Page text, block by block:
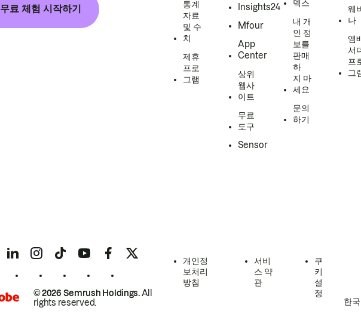
무료 체험 시작하기
통계
자료
및 수
치
제휴
프로
그램
Insights24
Mfour
App
Center
상위
웹사
이트
무료
도구
Sensor
덱스
내 개
인 정
보를
판매
하
지 마
세요
문의
하기
웨
나
앰
서
프
그
© 2026 Semrush Holdings.All
rights reserved.
개인정
보처리
방침
서비
스 약
관
쿠
키
설
정
한